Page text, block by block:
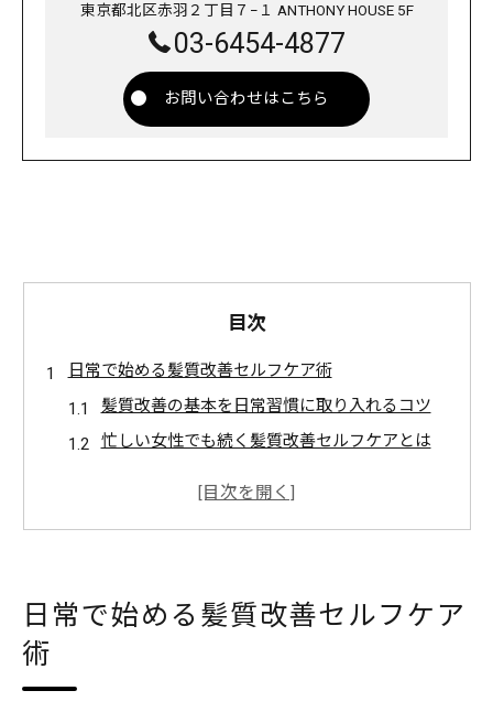
東京都北区赤羽２丁目７−１ ANTHONY HOUSE 5F
03-6454-4877
お問い合わせはこちら
目次
日常で始める髪質改善セルフケア術
髪質改善の基本を日常習慣に取り入れるコツ
忙しい女性でも続く髪質改善セルフケアとは
髪質改善を自宅で始める赤羽発の方法解説
日常で始める髪質改善セルフケア
術